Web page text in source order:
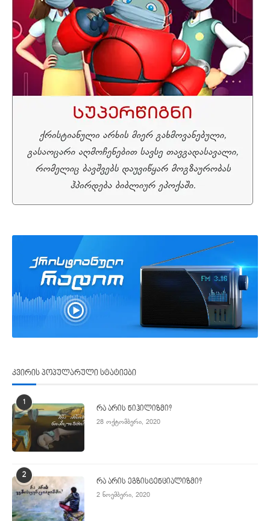
კვირის პოპულარული სტატიები
1
რა არის ნიჰილიზმი?
28 ოქტომბერი, 2020
2
რა არის ეგზისტენციალიზმი?
2 ნოემბერი, 2020